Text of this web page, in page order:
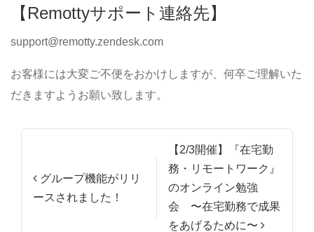
【Remottyサポート連絡先】
support@remotty.zendesk.com
お客様には大変ご不便をおかけしますが、何卒ご理解いた
だきますようお願い致します。
投稿ナビゲーション
グループ機能がリリ
ースされました！
【2/3開催】『在宅勤
務・リモートワーク』
のオンライン勉強
会 〜在宅勤務で成果
をあげるために〜